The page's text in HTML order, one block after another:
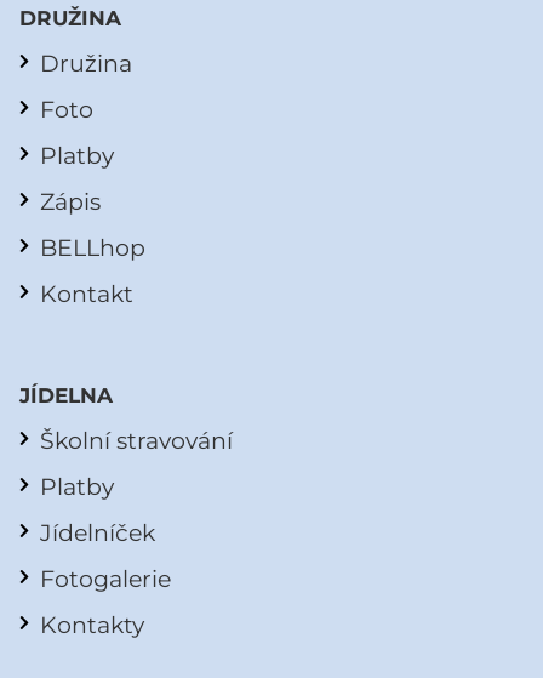
DRUŽINA
Družina
Foto
Platby
Zápis
BELLhop
Kontakt
JÍDELNA
Školní stravování
Platby
Jídelníček
Fotogalerie
Kontakty